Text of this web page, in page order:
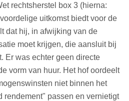
rechtsherstel box 3 (hierna:
uitkomst biedt voor de
dat hij, in afwijking van de
moet krijgen, die aansluit bij
Er was echter geen directe
vorm van huur. Het hof oordeelt
niet binnen het
rendement" passen en vernietigt